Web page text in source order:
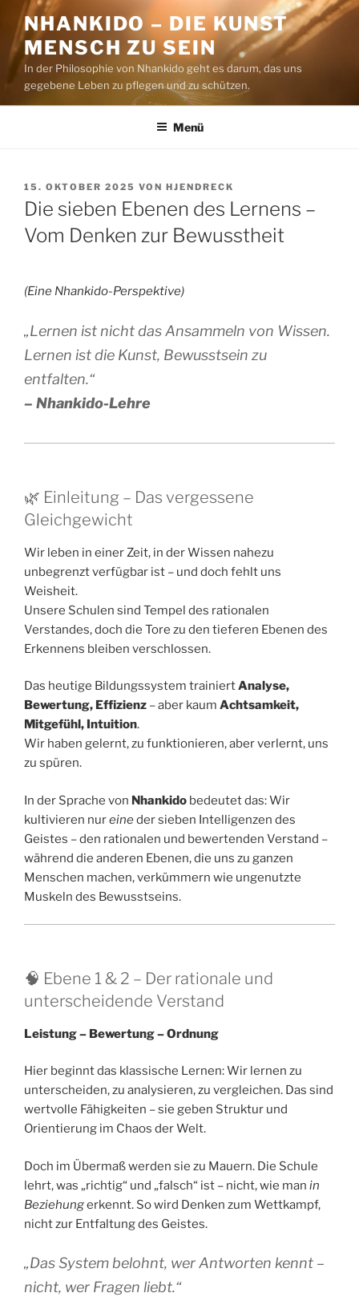
Zum
Inhalt
springen
NHANKIDO – DIE KUNST
MENSCH ZU SEIN
In der Philosophie von Nhankido geht es darum, das uns
gegebene Leben zu pflegen und zu schützen.
Menü
VERÖFFENTLICHT
AM
15. OKTOBER 2025 VON HJENDRECK
Die sieben Ebenen des Lernens –
Vom Denken zur Bewusstheit
(Eine Nhankido-Perspektive)
„Lernen ist nicht das Ansammeln von Wissen.
Lernen ist die Kunst, Bewusstsein zu
entfalten.“
– Nhankido-Lehre
🌿 Einleitung – Das vergessene
Gleichgewicht
Wir leben in einer Zeit, in der Wissen nahezu
unbegrenzt verfügbar ist – und doch fehlt uns
Weisheit.
Unsere Schulen sind Tempel des rationalen
Verstandes, doch die Tore zu den tieferen Ebenen des
Erkennens bleiben verschlossen.
Das heutige Bildungssystem trainiertAnalyse,
Bewertung, Effizienz – aber kaum Achtsamkeit,
Mitgefühl, Intuition.
Wir haben gelernt, zu funktionieren, aber verlernt, uns
zu spüren.
In der Sprache von Nhankido bedeutet das: Wir
kultivieren nureineder sieben Intelligenzen des
Geistes – den rationalen und bewertenden Verstand –
während die anderen Ebenen, die uns zu ganzen
Menschen machen, verkümmern wie ungenutzte
Muskeln des Bewusstseins.
🧠 Ebene 1 & 2 – Der rationale und
unterscheidende Verstand
Leistung – Bewertung – Ordnung
Hier beginnt das klassische Lernen: Wir lernen zu
unterscheiden, zu analysieren, zu vergleichen. Das sind
wertvolle Fähigkeiten – sie geben Struktur und
Orientierung im Chaos der Welt.
Doch im Übermaß werden sie zu Mauern. Die Schule
lehrt, was „richtig“ und „falsch“ ist – nicht, wie man in
Beziehungerkennt. So wird Denken zum Wettkampf,
nicht zur Entfaltung des Geistes.
„Das System belohnt, wer Antworten kennt –
nicht, wer Fragen liebt.“